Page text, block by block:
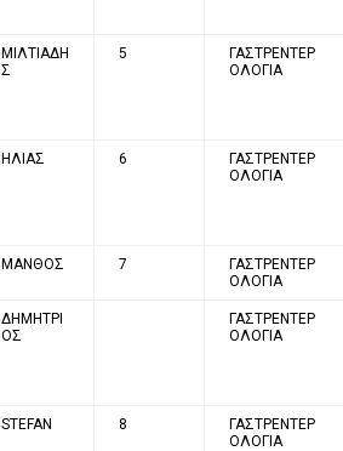
ΜΙΛΤΙΑΔΗ
Σ
5
ΓΑΣΤΡΕΝΤΕΡ
ΟΛΟΓΙΑ
ΗΛΙΑΣ 6
ΓΑΣΤΡΕΝΤΕΡ
ΟΛΟΓΙΑ
ΜΑΝΘΟΣ 7
ΓΑΣΤΡΕΝΤΕΡ
ΟΛΟΓΙΑ
ΔΗΜΗΤΡΙ
ΟΣ
ΓΑΣΤΡΕΝΤΕΡ
ΟΛΟΓΙΑ
STEFAN 8
ΓΑΣΤΡΕΝΤΕΡ
ΟΛΟΓΙΑ